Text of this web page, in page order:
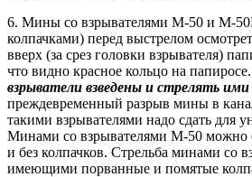
6. Мины со взрывателями М-50 и М-
колпачками) перед выстрелом
вверх (за срез головки взрывателя)
что видно красное кольцо на
взрыватели взведены и стрелять ими
преждевременный разрыв мины в
такими взрывателями надо сдать для
Минами со взрывателями М-50 можно
и без колпачков. Стрельба минами со
имеющими порванные и помятые